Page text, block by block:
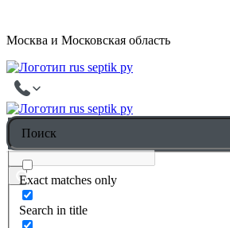
Москва и Московская область
Exact matches only
Search in title